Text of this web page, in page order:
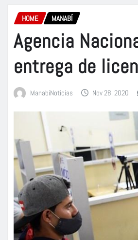
HOME MANABÍ
Agencia
entrega de
ManabiNoticias Nov 28, 2020